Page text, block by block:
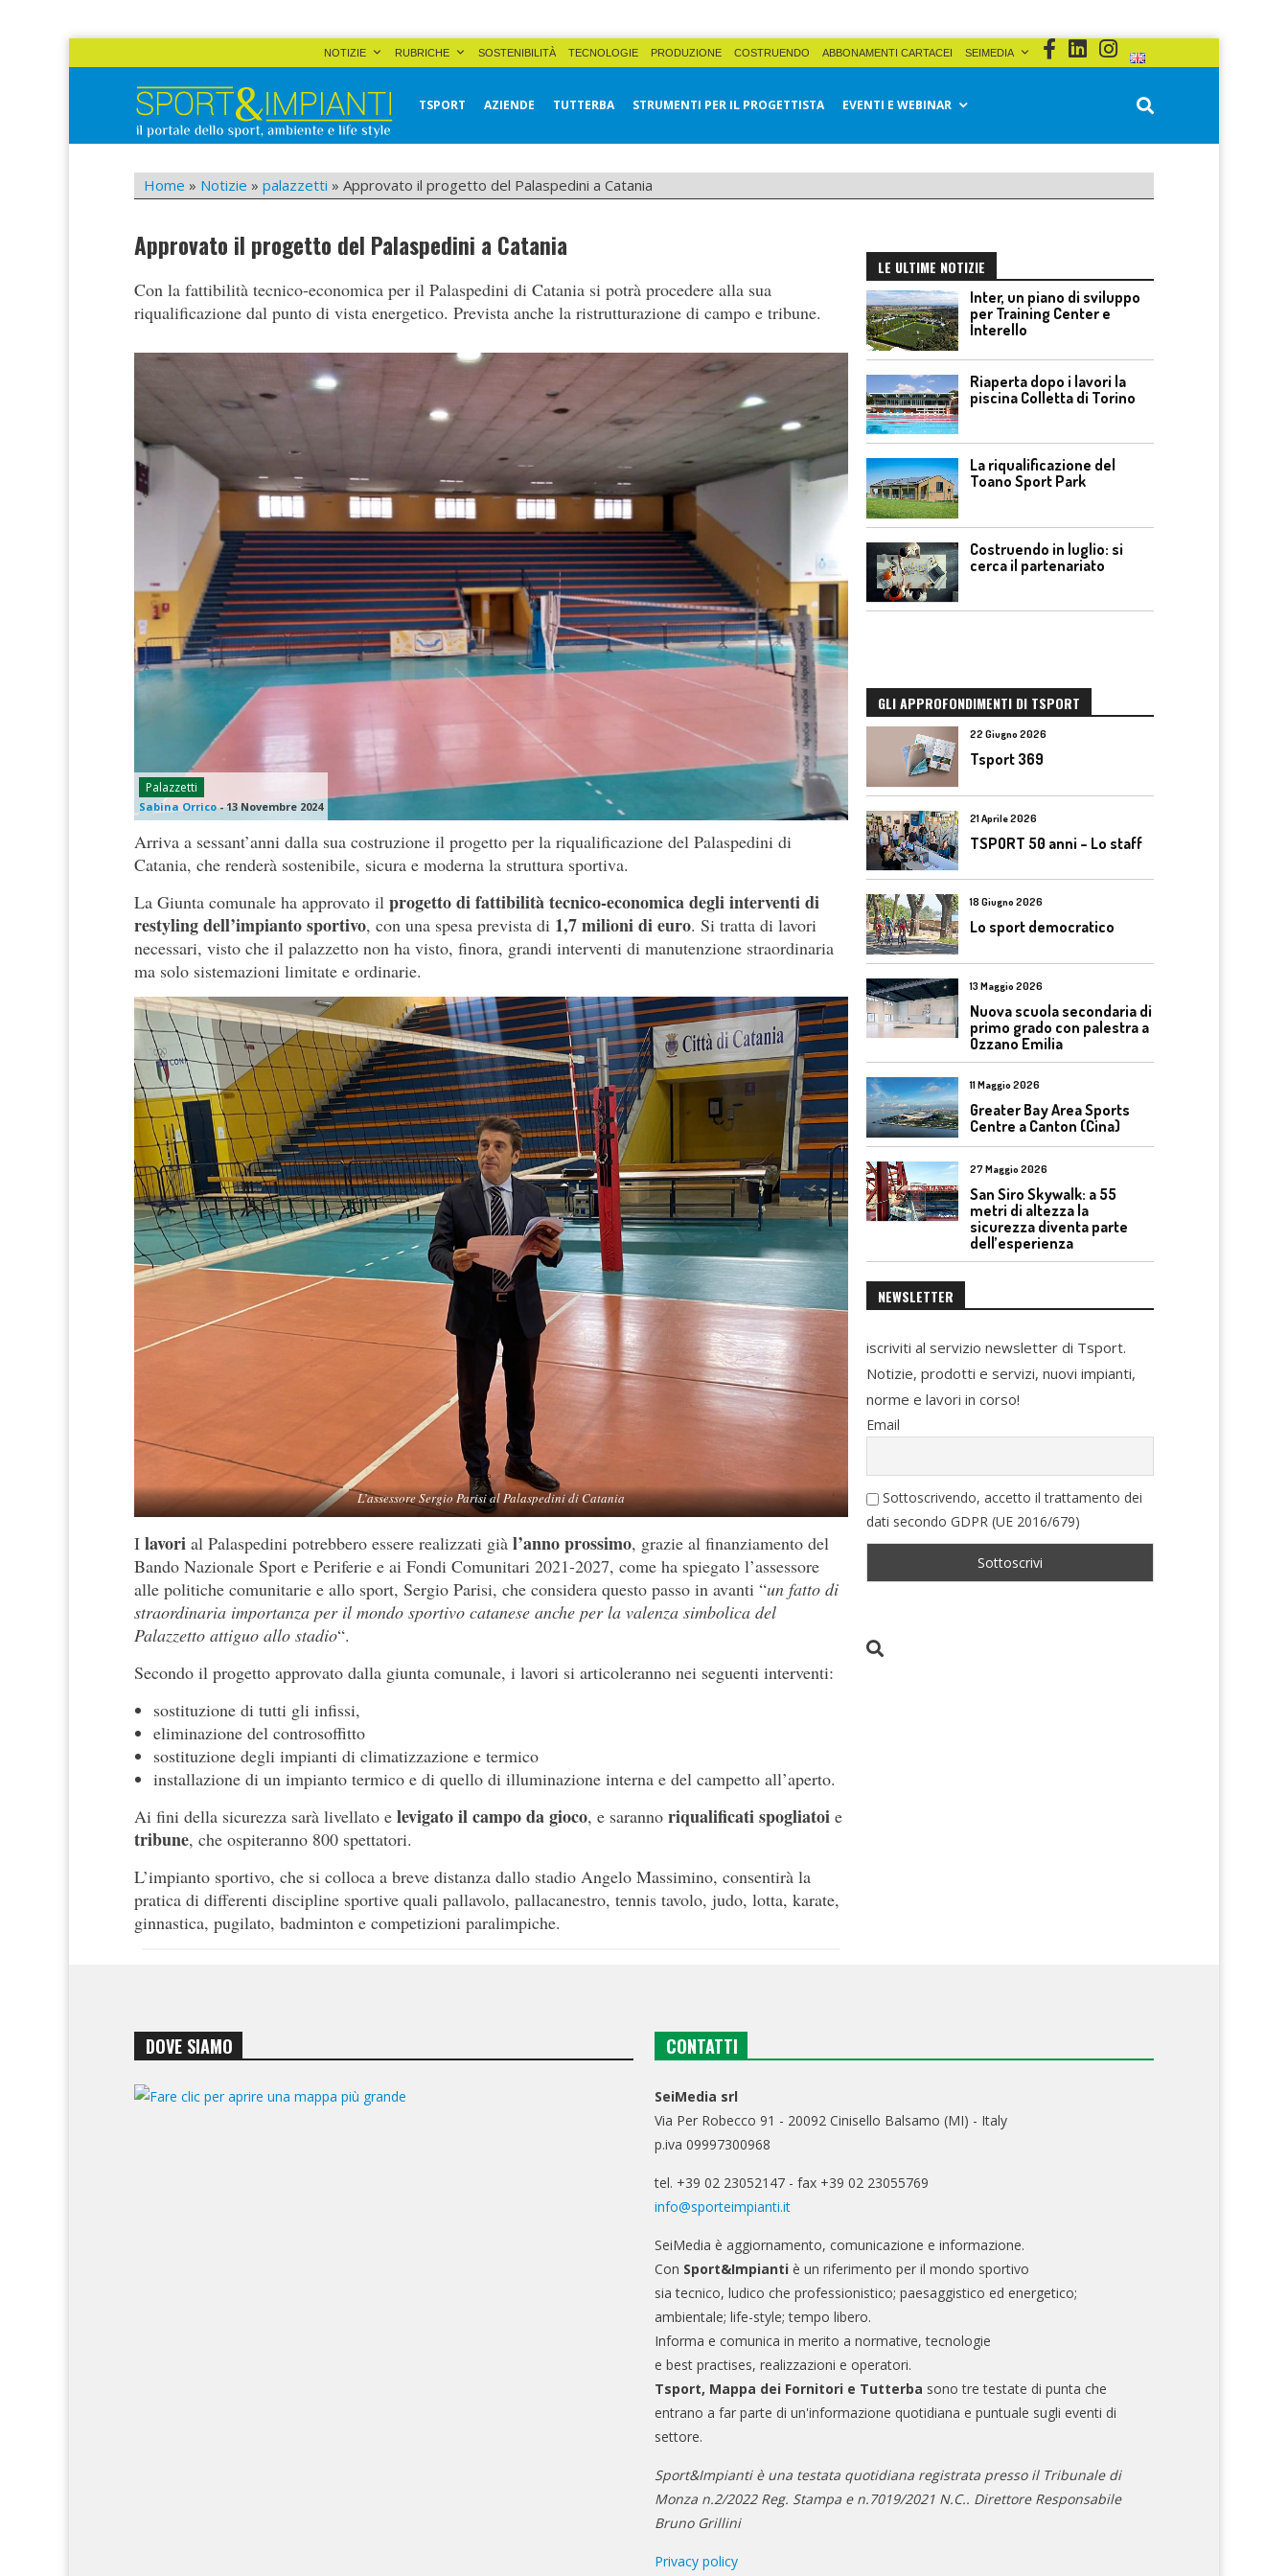
NOTIZIE RUBRICHE SOSTENIBILITÀ TECNOLOGIE PRODUZIONE COSTRUENDO ABBONAMENTI CARTACEI SEIMEDIA
Sport&Impianti
TSPORT AZIENDE TUTTERBA STRUMENTI PER IL PROGETTISTA EVENTI E WEBINAR
Home » Notizie » palazzetti » Approvato il progetto del Palaspedini a Catania
Approvato il progetto del Palaspedini a Catania
Con la fattibilità tecnico-economica per il Palaspedini di Catania si potrà procedere alla sua
riqualificazione dal punto di vista energetico. Prevista anche la ristrutturazione di campo e tribune.
Palazzetti
Sabina Orrico-13 Novembre 2024
Arriva a sessant’anni dalla sua costruzione il progetto per la riqualificazione del Palaspedini di
Catania, che renderà sostenibile, sicura e moderna la struttura sportiva.
La Giunta comunale ha approvato il progetto di fattibilità tecnico-economica degli interventi di
restyling dell’impianto sportivo, con una spesa prevista di 1,7 milioni di euro. Si tratta di lavori
necessari, visto che il palazzetto non ha visto, finora, grandi interventi di manutenzione straordinaria
ma solo sistemazioni limitate e ordinarie.
L’assessore Sergio Parisi al Palaspedini di Catania
I lavori al Palaspedini potrebbero essere realizzati già l’anno prossimo, grazie al finanziamento del
Bando Nazionale Sport e Periferie e ai Fondi Comunitari 2021-2027, come ha spiegato l’assessore
alle politiche comunitarie e allo sport, Sergio Parisi, che considera questo passo in avanti “un fatto di
straordinaria importanza per il mondo sportivo catanese anche per la valenza simbolica del
Palazzetto attiguo allo stadio“.
Secondo il progetto approvato dalla giunta comunale, i lavori si articoleranno nei seguenti interventi:
sostituzione di tutti gli infissi,
eliminazione del controsoffitto
sostituzione degli impianti di climatizzazione e termico
installazione di un impianto termico e di quello di illuminazione interna e del campetto all’aperto.
Ai fini della sicurezza sarà livellato e levigato il campo da gioco, e saranno riqualificatispogliatoi e
tribune, che ospiteranno 800 spettatori.
L’impianto sportivo, che si colloca a breve distanza dallo stadio Angelo Massimino, consentirà la
pratica di differenti discipline sportive quali pallavolo, pallacanestro, tennis tavolo, judo, lotta, karate,
ginnastica, pugilato, badminton e competizioni paralimpiche.
LE ULTIME NOTIZIE
Inter, un piano di sviluppo
per Training Center e
Interello
Riaperta dopo i lavori la
piscina Colletta di Torino
La riqualificazione del
Toano Sport Park
Costruendo in luglio: si
cerca il partenariato
GLI APPROFONDIMENTI DI TSPORT
22 Giugno 2026
Tsport 369
21 Aprile 2026
TSPORT 50 anni – Lo staff
18 Giugno 2026
Lo sport democratico
13 Maggio 2026
Nuova scuola secondaria di
primo grado con palestra a
Ozzano Emilia
11 Maggio 2026
Greater Bay Area Sports
Centre a Canton (Cina)
27 Maggio 2026
San Siro Skywalk: a 55
metri di altezza la
sicurezza diventa parte
dell’esperienza
NEWSLETTER
iscriviti al servizio newsletter di Tsport.
Notizie, prodotti e servizi, nuovi impianti,
norme e lavori in corso!
Email
Sottoscrivendo, accetto il trattamento dei
dati secondo GDPR (UE 2016/679)
DOVE SIAMO CONTATTI
SeiMedia srl
Via Per Robecco 91 - 20092 Cinisello Balsamo (MI) - Italy
p.iva 09997300968
tel. +39 02 23052147 - fax +39 02 23055769
info@sporteimpianti.it
SeiMedia è aggiornamento, comunicazione e informazione.
Con Sport&Impianti è un riferimento per il mondo sportivo
sia tecnico, ludico che professionistico; paesaggistico ed energetico;
ambientale; life-style; tempo libero.
Informa e comunica in merito a normative, tecnologie
e best practises, realizzazioni e operatori.
Tsport, Mappa dei Fornitori e Tutterba sono tre testate di punta che
entrano a far parte di un'informazione quotidiana e puntuale sugli eventi di
settore.
Sport&Impianti è una testata quotidiana registrata presso il Tribunale di
Monza n.2/2022 Reg. Stampa e n.7019/2021 N.C.. Direttore Responsabile
Bruno Grillini
Privacy policy